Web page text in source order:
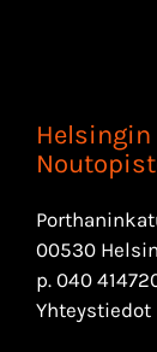
00530
p. 040
Yhteystiedot